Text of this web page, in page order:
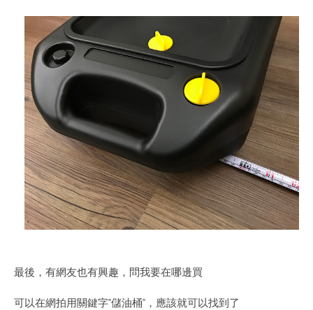
最後，有網友也有興趣，問我要在哪邊買
可以在網拍用關鍵字"儲油桶"，應該就可以找到了